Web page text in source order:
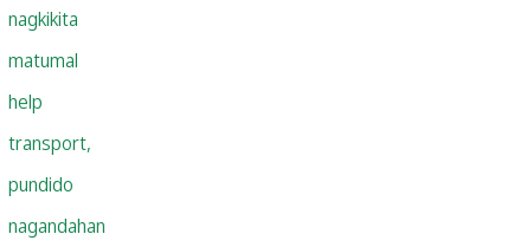
nagkikita
matumal
help
transport,
pundido
nagandahan